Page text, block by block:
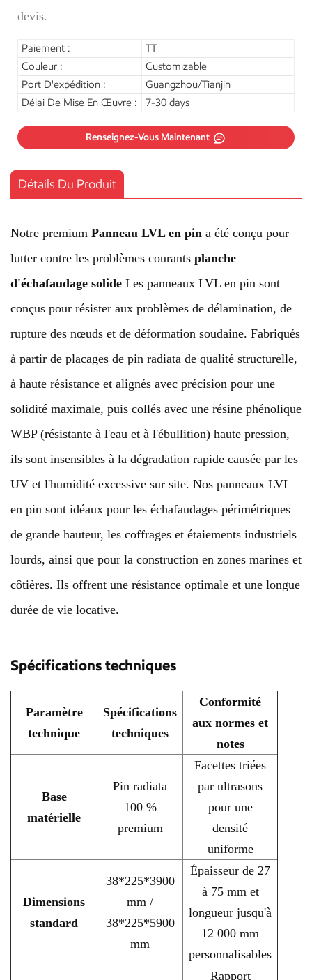
devis.
Paiement :
TT
Couleur :
Customizable
Port D'expédition :
Guangzhou/Tianjin
Délai De Mise En Œuvre :
7-30 days
Renseignez-Vous Maintenant
Détails Du Produit
Notre premium Panneau LVL en pin a été conçu pour
lutter contre les problèmes courants planche
d'échafaudage solide Les panneaux LVL en pin sont
conçus pour résister aux problèmes de délamination, de
rupture des nœuds et de déformation soudaine. Fabriqués
à partir de placages de pin radiata de qualité structurelle,
à haute résistance et alignés avec précision pour une
solidité maximale, puis collés avec une résine phénolique
WBP (résistante à l'eau et à l'ébullition) haute pression,
ils sont insensibles à la dégradation rapide causée par les
UV et l'humidité excessive sur site. Nos panneaux LVL
en pin sont idéaux pour les échafaudages périmétriques
de grande hauteur, les coffrages et étaiements industriels
lourds, ainsi que pour la construction en zones marines et
côtières. Ils offrent une résistance optimale et une longue
durée de vie locative.
Spécifications techniques
Paramètre
technique
Spécifications
techniques
Conformité
aux normes et
notes
Base
matérielle
Pin radiata
100 %
premium
Facettes triées
par ultrasons
pour une
densité
uniforme
Dimensions
standard
38*225*3900
mm /
38*225*5900
mm
Épaisseur de 27
à 75 mm et
longueur jusqu'à
12 000 mm
personnalisables
Rapport